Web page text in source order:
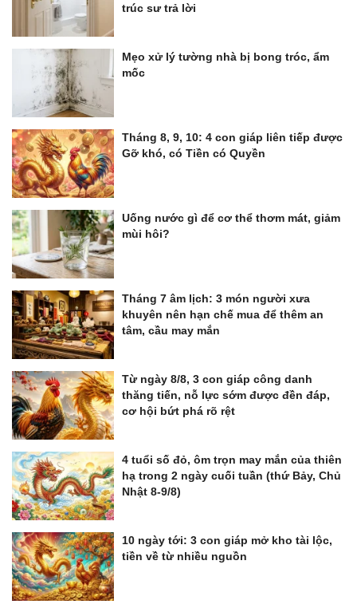
trúc sư trả lời
Mẹo xử lý tường nhà bị bong tróc, ẩm
mốc
Tháng 8, 9, 10: 4 con giáp liên tiếp được
Gỡ khó, có Tiền có Quyền
Uống nước gì để cơ thể thơm mát, giảm
mùi hôi?
Tháng 7 âm lịch: 3 món người xưa
khuyên nên hạn chế mua để thêm an
tâm, cầu may mắn
Từ ngày 8/8, 3 con giáp công danh
thăng tiến, nỗ lực sớm được đền đáp,
cơ hội bứt phá rõ rệt
4 tuổi số đỏ, ôm trọn may mắn của thiên
hạ trong 2 ngày cuối tuần (thứ Bảy, Chủ
Nhật 8-9/8)
10 ngày tới: 3 con giáp mở kho tài lộc,
tiền về từ nhiều nguồn